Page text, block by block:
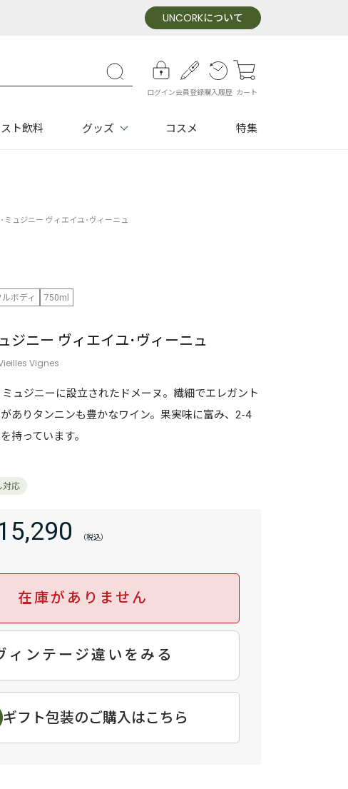
UNCORKについて
ログイン会員登録購入履歴 カート
ト飲料 グッズ コスメ 特集
ミュジニー ヴィエイユ･ヴィーニュ
ルボディ 750ml
ジニー ヴィエイユ･ヴィーニュ
Vignes
ュジニーに設立されたドメーヌ。繊細でエレガント
ありタンニンも豊かなワイン。果実味に富み、2-4
持っています。
在庫がありません
ィンテージ違いをみる
ギフト包装のご購入はこちら